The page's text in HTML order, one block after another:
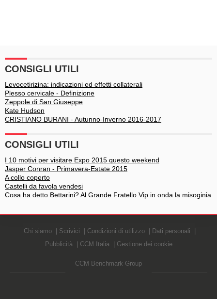
CONSIGLI UTILI
Levocetirizina: indicazioni ed effetti collaterali
Plesso cervicale - Definizione
Zeppole di San Giuseppe
Kate Hudson
CRISTIANO BURANI - Autunno-Inverno 2016-2017
CONSIGLI UTILI
I 10 motivi per visitare Expo 2015 questo weekend
Jasper Conran - Primavera-Estate 2015
A collo coperto
Castelli da favola vendesi
Cosa ha detto Bettarini? Al Grande Fratello Vip in onda la misoginia
Chi siamo Scrivici Condizioni di utilizzo
Dati personali
Pubblicità
CCM Italia Gestione dei cookie
CCM Benchmark Group